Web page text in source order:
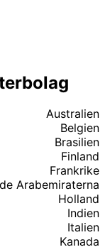
Australien
Belgien
Brasilien
Finland
Frankrike
Arabemiraterna
Holland
Indien
Italien
Kanada